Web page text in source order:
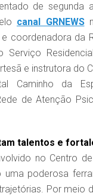
de segunda
canal GRNEWS
coordenadora da
Serviço
e instrutora do
Caminho da
de Atenção
talentos e
no Centro
poderosa
Por meio